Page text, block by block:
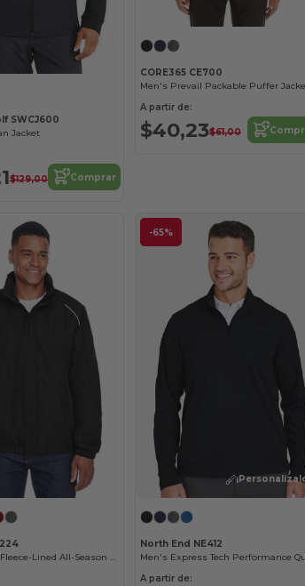
SWCJ600
Jacket
$129,00 Comprar
CORE365 CE700
Men's Prevail Packable Puffer
A partir de:
$40,23$61,00
Men's Profile Fleece-Lined All-Season Jacket
-65%
North End NE412
A partir de: